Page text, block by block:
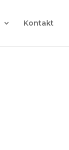
Kontakt